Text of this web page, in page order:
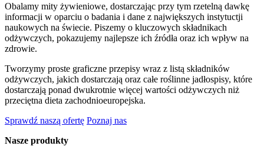
Obalamy mity żywieniowe, dostarczając przy tym rzetelną dawkę
informacji w oparciu o badania i dane z największych instytuctji
naukowych na świecie. Piszemy o kluczowych składnikach
odżywczych, pokazujemy najlepsze ich źródła oraz ich wpływ na
zdrowie.
Tworzymy proste graficzne przepisy wraz z listą składników
odżywczych, jakich dostarczają oraz całe roślinne jadłospisy, które
dostarczają ponad dwukrotnie więcej wartości odżywczych niż
przeciętna dieta zachodnioeuropejska.
Sprawdź naszą ofertę Poznaj nas
Nasze produkty